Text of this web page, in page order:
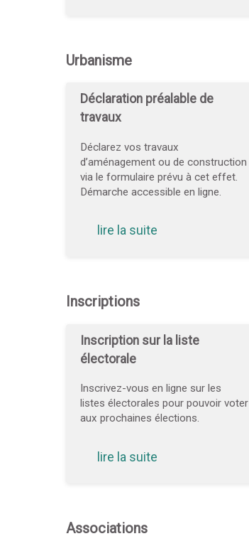
Urbanisme
Déclaration préalable de
travaux
Déclarez vos travaux
d’aménagement ou de construction
via le formulaire prévu à cet effet.
Démarche accessible en ligne.
lire la suite
Inscriptions
Inscription sur la liste
électorale
Inscrivez-vous en ligne sur les
listes électorales pour pouvoir voter
aux prochaines élections.
lire la suite
Associations